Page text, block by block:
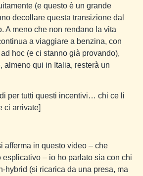
(e questo è un grande
decollare questa transizione dal
A meno che non rendano la vita
a viaggiare a benzina, con
hoc (e ci stanno già provando),
almeno qui in Italia, resterà un
per tutti questi incentivi… chi ce li
ci arrivate]
afferma in questo video – che
esplicativo – io ho parlato sia con chi
hybrid (si ricarica da una presa, ma